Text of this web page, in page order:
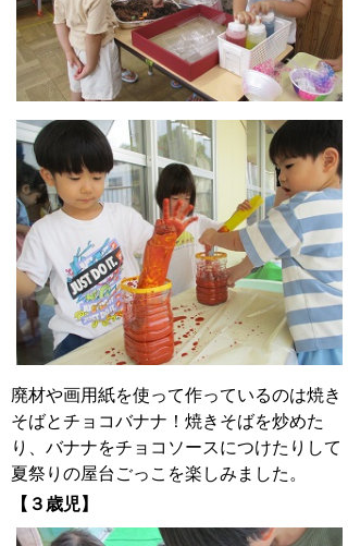
廃材や画用紙を使って作っているのは焼き
そばとチョコバナナ！焼きそばを炒めた
り、バナナをチョコソースにつけたりして
夏祭りの屋台ごっこを楽しみました。
【３歳児】